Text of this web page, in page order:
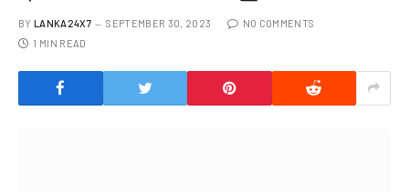
BY LANKA24X7 SEPTEMBER 30, 2023
NO COMMENTS
1 MIN READ